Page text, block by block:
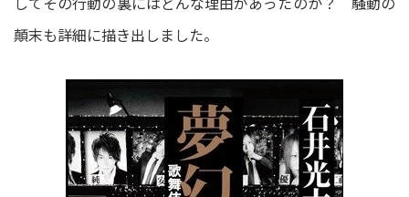
顛末も詳細に描き出しました。